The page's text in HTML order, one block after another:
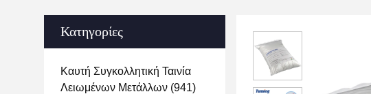
Κατηγορίες
Καυτή Συγκολλητική Ταινία
Λειωμένων Μετάλλων (941)